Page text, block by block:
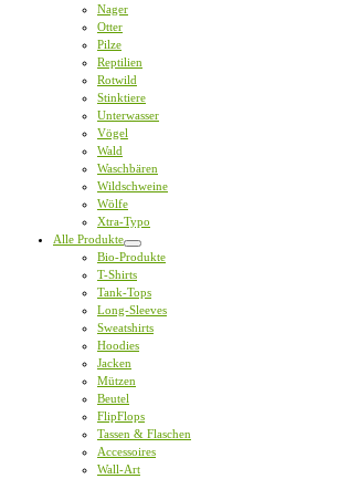
Nager
Otter
Pilze
Reptilien
Rotwild
Stinktiere
Unterwasser
Vögel
Wald
Waschbären
Wildschweine
Wölfe
Xtra-Typo
Alle Produkte
Bio-Produkte
T-Shirts
Tank-Tops
Long-Sleeves
Sweatshirts
Hoodies
Jacken
Mützen
Beutel
FlipFlops
Tassen & Flaschen
Accessoires
Wall-Art